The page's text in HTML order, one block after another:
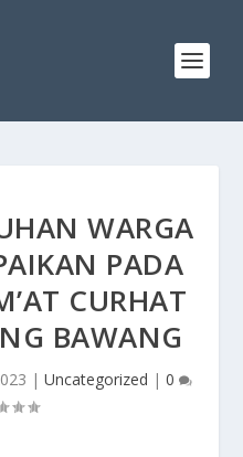
WARGA
PADA
CURHAT
BAWANG
| Uncategorized | 0